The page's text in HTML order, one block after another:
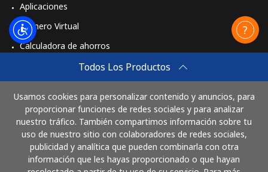
Todos Los Productos
Usamos cookies para personalizar contenido y anuncios, para
proporcionar funciones de redes sociales y para analizar
nuestro tráfico. También compartimos información sobre tu
uso de nuestro sitio con colaboradores de redes sociales,
publicidad y analítica que pueden combinarla con otra
información que les hayas proporcionado o que hayan
Aplicaciones
Número Virtual
Calculadora de ahorros
Cómo funciona
Paga con